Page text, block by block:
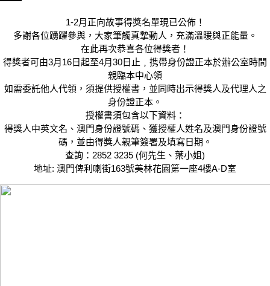
1-2月正向故事得獎名單現已公佈！
多謝各位踴躍參與，大家筆觸真摯動人，充滿溫暖與正能量。
在此再次恭喜各位得獎者！
得獎者可由3月16日起至4月30日止﹐携帶身份證正本於辦公室時間
親臨本中心領
如需委託他人代領，須提供授權書，並同時出示得獎人及代理人之
身份證正本。
授權書須包含以下資料：
得獎人中英文名、澳門身份證號碼、獲授權人姓名及澳門身份證號
碼，並由得獎人親筆簽署及填寫日期。
查詢：2852 3235 (何先生、葉小姐)
地址: 澳門俾利喇街163號美林花園第一座4樓A-D室